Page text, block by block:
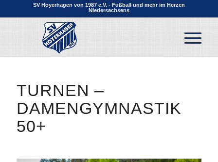
SV Hoyerhagen von 1987 e.V. - Fußball und mehr im Herzen
Niedersachsens
TURNEN –
DAMENGYMNASTIK
50+